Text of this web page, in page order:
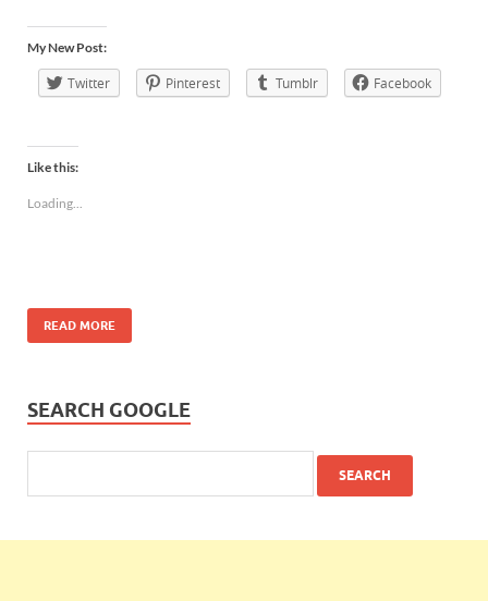
My New Post:
Twitter Pinterest Tumblr Facebook
Like this:
Loading...
READ MORE
SEARCH GOOGLE